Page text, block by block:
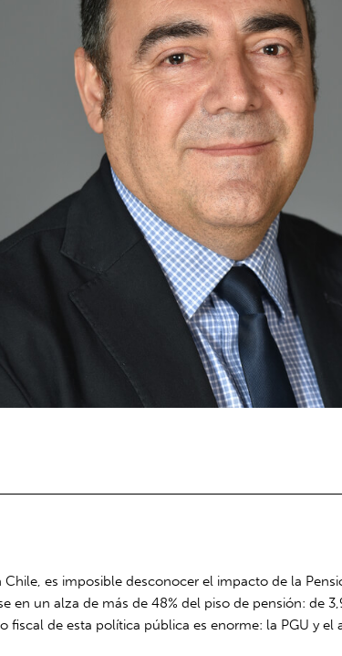
es imposible desconocer el impacto de la
en un alza de más de 48% del piso de pensión: de
fiscal de esta política pública es enorme: la PGU y